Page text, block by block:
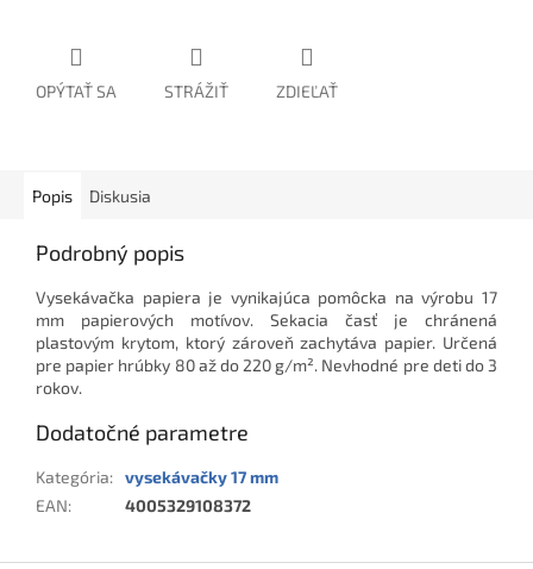
OPÝTAŤ SA STRÁŽIŤ ZDIEĽAŤ
Popis Diskusia
Podrobný popis
Vysekávačka papiera je vynikajúca pomôcka na výrobu 17
mm papierových motívov. Sekacia časť je chránená
plastovým krytom, ktorý zároveň zachytáva papier. Určená
pre papier hrúbky 80 až do 220 g/m². Nevhodné pre deti do 3
rokov.
Dodatočné parametre
Kategória: vysekávačky 17 mm
EAN: 4005329108372